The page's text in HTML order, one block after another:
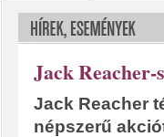
Jack
Jack Reacher
népszerű